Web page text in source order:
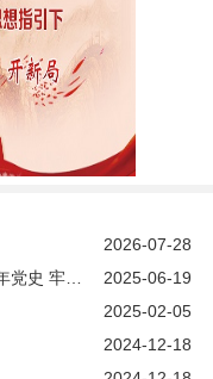
2026-07-28
2025-06-19
专题培训会
2025-02-05
2024-12-18